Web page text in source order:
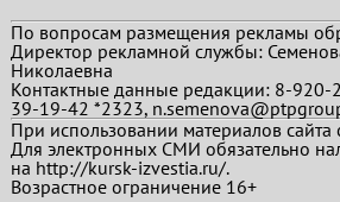
По вопросам размещения рекламы
Директор рекламной службы:
Николаевна
Контактные данные редакции: 8-
39-19-42 *2323,
При использовании материалов сайта
Для электронных СМИ обязательно
на http://kursk-izvestia.ru/.
Возрастное ограничение 16+